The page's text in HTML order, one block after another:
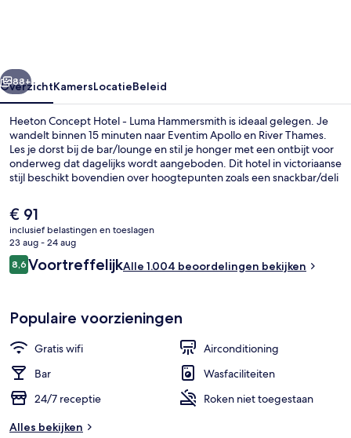
Volgende
88+
OverzichtKamersLocatieBeleid
Heeton Concept Hotel - Luma Hammersmith is ideaal gelegen. Je
wandelt binnen 15 minuten naar Eventim Apollo en River Thames.
Les je dorst bij de bar/lounge en stil je honger met een ontbijt voor
onderweg dat dagelijks wordt aangeboden. Dit hotel in victoriaanse
stijl beschikt bovendien over hoogtepunten zoals een snackbar/deli
openbaar vervoer: Station Hammersmith ligt op 6 minuten en
Ravenscourt Park Underground Station op 10 minuten loopafstand.
De
huidige
prijs
is
€ 91
€ 91
inclusief belastingen en toeslagen
23 aug - 24 aug
Beoordelingen
8,68,6 op 10 –
VoortreffelijkAlle 1.004 beoordelingen bekijken
Populaire voorzieningen
Gratis wifi
Airconditioning
Bar
Wasfaciliteiten
24/7 receptie
Roken niet toegestaan
Alles bekijken